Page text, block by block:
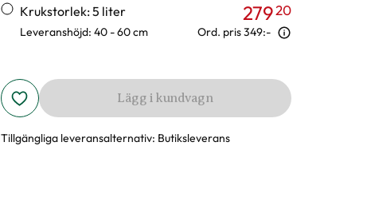
Krukstorlek: 5 liter
Leveranshöjd: 40 - 60 cm
27920
Ord. pris349:-
Lägg i kundvagn
Tillgängliga leveransalternativ: Butiksleverans